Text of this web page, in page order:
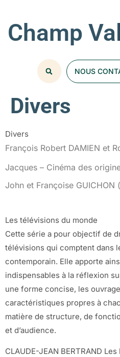
Champ
NOUS
Divers
Divers
François Robert DAMIEN et
Jacques – Cinéma des
John et Françoise GUICHON
Les télévisions du monde
Cette série a pour objectif de
télévisions qui comptent dans
contemporain. Elle apporte
indispensables à la réflexion
une forme concise, les
caractéristiques propres à
matière de structure, de
et d’audience.
CLAUDE-JEAN BERTRAND